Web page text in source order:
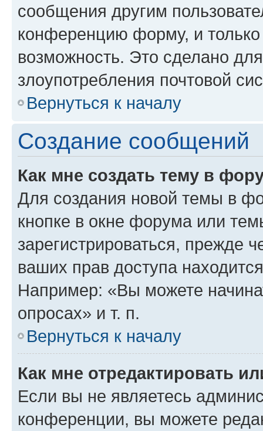
сообщения другим
конференцию форму, и
возможность. Это сделано
злоупотребления почтовой
Вернуться к началу
Создание сообщений
Как мне создать тему в
Для создания новой темы в
кнопке в окне форума или
зарегистрироваться, прежде
ваших прав доступа
Например: «Вы можете
опросах» и т. п.
Вернуться к началу
Как мне отредактировать
Если вы не являетесь
конференции, вы можете